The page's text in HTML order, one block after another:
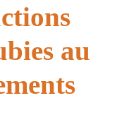
DE
au